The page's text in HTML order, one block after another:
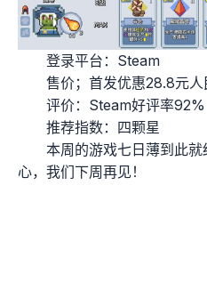
登录平台：Steam
售价；首发优惠28.8元
评价：Steam好评率92%
推荐指数：四颗星
本周的游戏七日薄到此
心，我们下周再见！